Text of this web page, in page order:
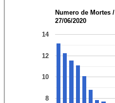
Numero de Mortes
27/06/2020
8
10
12
14